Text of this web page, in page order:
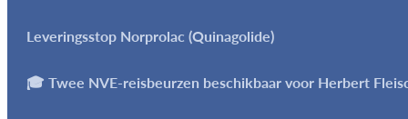
Leveringsstop Norprolac (Quinagolide)
🎓 Twee NVE-reisbeurzen beschikbaar voor Herbert